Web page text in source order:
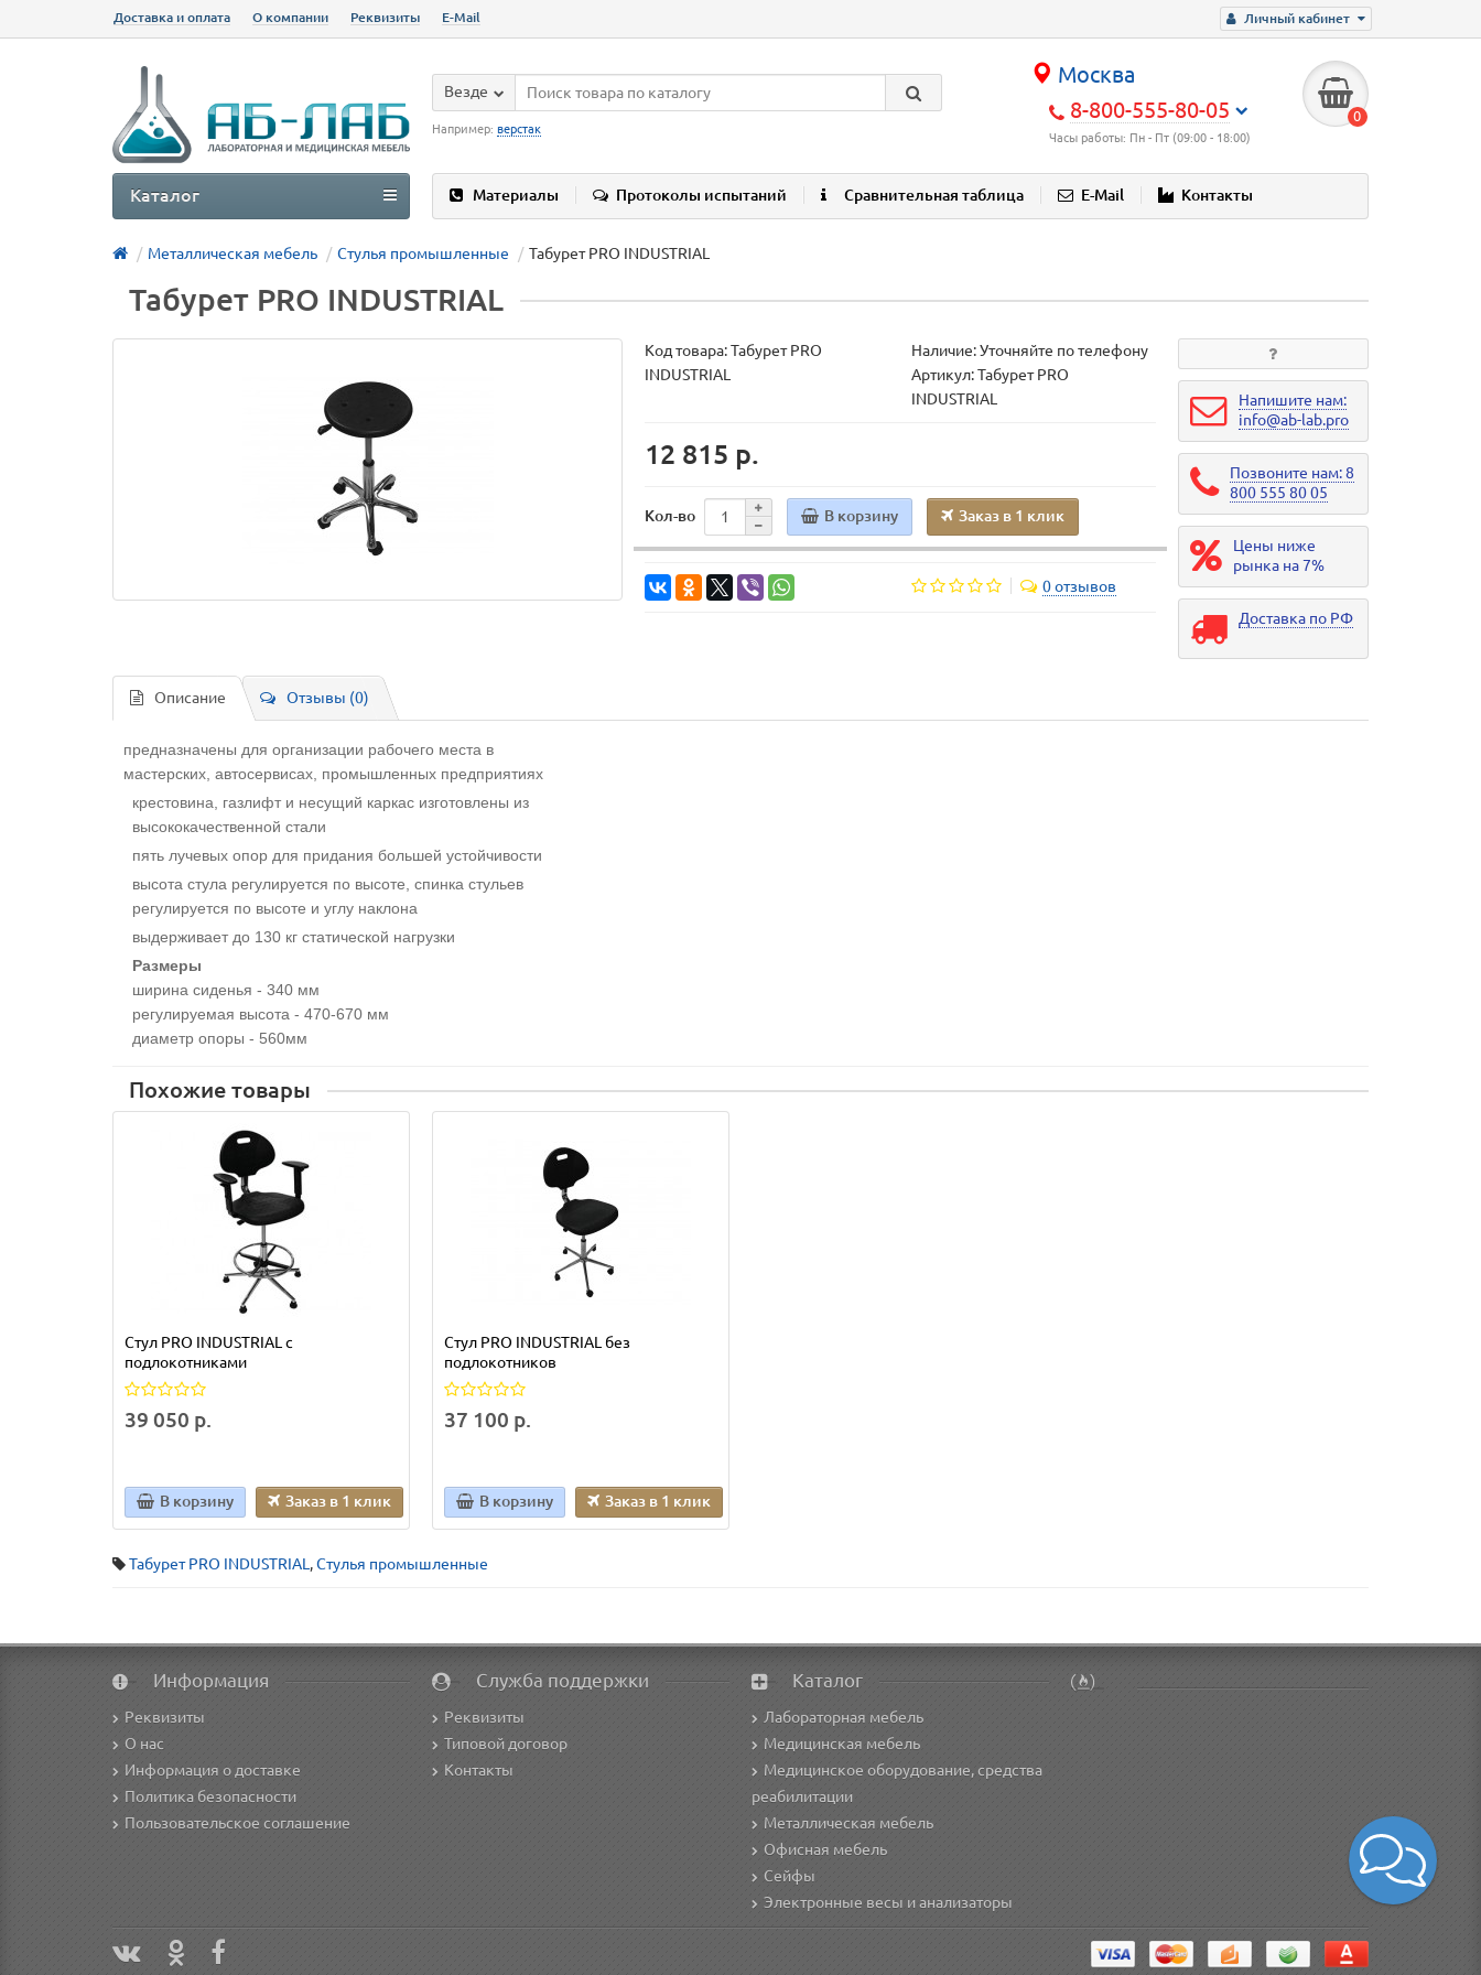
Личный кабинет
Доставка и оплата О компании Реквизиты E-Mail
Москва
8-800-555-80-05
Часы работы: Пн - Пт (09:00 - 18:00)
0
Везде
Например: верстак
Материалы Протоколы испытаний Сравнительная таблица E-Mail Контакты
Каталог
Металлическая мебель Стулья промышленные Табурет PRO INDUSTRIAL
Табурет PRO INDUSTRIAL
Код товара:Табурет PRO
INDUSTRIAL
Наличие: Уточняйте по телефону
Артикул: Табурет PRO
INDUSTRIAL
12 815 р.
Кол-во В корзину Заказ в 1 клик
0 отзывов
Напишите нам:
info@ab-lab.pro
Позвоните нам: 8
800 555 80 05
Цены ниже
рынка на 7%
Доставка по РФ
Описание Отзывы (0)
предназначены для организации рабочего места в
мастерских, автосервисах, промышленных предприятиях
крестовина, газлифт и несущий каркас изготовлены из
высококачественной стали
пять лучевых опор для придания большей устойчивости
высота стула регулируется по высоте, спинка стульев
регулируется по высоте и углу наклона
выдерживает до 130 кг статической нагрузки
Размеры
ширина сиденья - 340 мм
регулируемая высота - 470-670 мм
диаметр опоры - 560мм
Похожие товары
Стул PRO INDUSTRIAL с
подлокотниками
39 050 р.
В корзину Заказ в 1 клик
Стул PRO INDUSTRIAL без
подлокотников
37 100 р.
В корзину Заказ в 1 клик
Табурет PRO INDUSTRIAL ,Стулья промышленные
Информация
Реквизиты
О нас
Информация о доставке
Политика безопасности
Пользовательское соглашение
Служба поддержки
Реквизиты
Типовой договор
Контакты
Каталог
Лабораторная мебель
Медицинская мебель
Медицинское оборудование, средства
реабилитации
Металлическая мебель
Офисная мебель
Сейфы
Электронные весы и анализаторы